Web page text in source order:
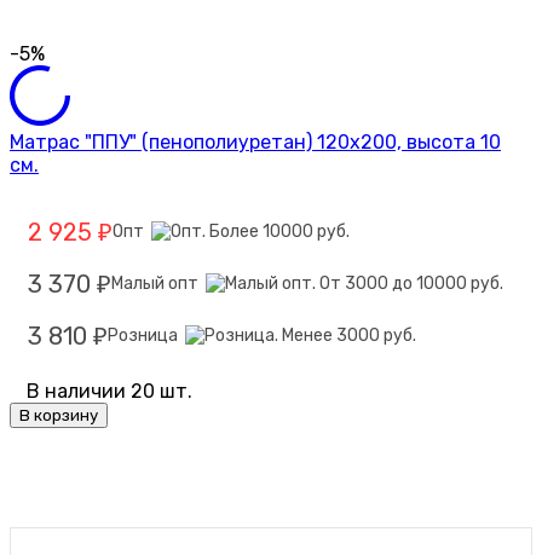
-5%
Матрас "ППУ" (пенополиуретан) 120х200, высота 10
см.
2 925 ₽Опт
3 370 ₽ Малый опт
3 810 ₽ Розница
В наличии 20 шт.
В корзину